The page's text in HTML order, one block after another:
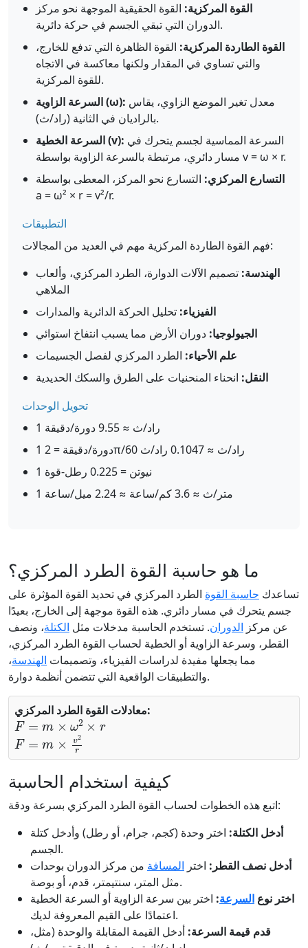
القوة المركزية: القوة الحقيقية الموجهة نحو مركز
الدوران التي تبقي الجسم في حركة دائرية.
القوة الطاردة المركزية: القوة الظاهرة التي تدفع للخارج،
والتي تساوي في المقدار ولكنها معاكسة في الاتجاه
للقوة المركزية.
السرعة الزاوية (ω):
بالراديان في الثانية (راد/ث).
السرعة الخطية (v):
مسار دائري، مرتبطة بالسرعة الزاوية بواسطة v = ω × r.
التسارع المركزي: التسارع نحو المركز، المعطى بواسطة
a = ω² × r = v²/r.
التطبيقات
فهم القوة الطاردة المركزية مهم في العديد من المجالات:
الهندسة: تصميم الآلات الدوارة، الطرد المركزي، وألعاب
الملاهي
الفيزياء: تحليل الحركة الدائرية والمدارات
الجيولوجيا: دوران الأرض مما يسبب انتفاخ استوائي
علم الأحياء: الطرد المركزي لفصل الجسيمات
النقل: انحناء المنحنيات على الطرق والسكك الحديدية
تحويل الوحدات
1 راد/ث ≈ 9.55 دورة/دقيقة
1 دورة/دقيقة = 2π/60 راد/ث ≈ 0.1047 راد/ث
1 نيوتن = 0.225 رطل-قوة
1 متر/ث ≈ 3.6 كم/ساعة ≈ 2.24 ميل/ساعة
ما هو حاسبة القوة الطرد المركزي؟
تساعدك حاسبة القوة الطرد المركزي في تحديد القوة المؤثرة على
جسم يتحرك في مسار دائري. هذه القوة موجهة إلى الخارج، بعيدًا
عن مركز الدوران. تستخدم الحاسبة مدخلات مثل الكتلة، ونصف
القطر، وسرعة الزاوية أو الخطية لحساب القوة الطرد المركزي،
مما يجعلها مفيدة لدراسات الفيزياء، وتصميمات الهندسة،
والتطبيقات الواقعية التي تتضمن أنظمة دوارة.
معادلات القوة الطرد المركزي: F=m×ω2×r
F= m ×v 2r
كيفية استخدام الحاسبة
اتبع هذه الخطوات لحساب القوة الطرد المركزي بسرعة ودقة:
أدخل الكتلة: اختر وحدة (كجم، جرام، أو رطل) وأدخل كتلة
الجسم.
أدخل نصف القطر: اختر المسافة من مركز الدوران بوحدات
مثل المتر، سنتيمتر، قدم، أو بوصة.
اختر نوع السرعة: اختر بين سرعة الزاوية أو السرعة الخطية
اعتمادًا على القيم المعروفة لديك.
قدم قيمة السرعة: أدخل القيمة المقابلة والوحدة (مثل،